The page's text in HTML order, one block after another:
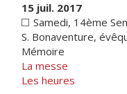
15 juil. 2017
Samedi, 14ème
S. Bonaventure,
Mémoire
La messe
Les heures